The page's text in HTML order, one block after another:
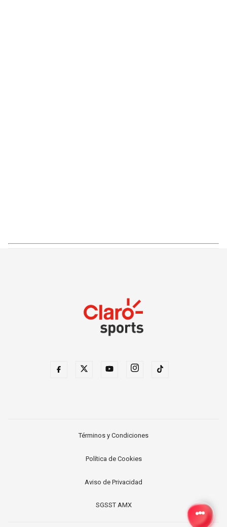
Términos y Condiciones
Política de Cookies
Aviso de Privacidad
SGSST AMX